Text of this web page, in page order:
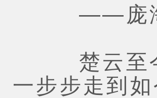
——庞海
楚云至今
一步步走到